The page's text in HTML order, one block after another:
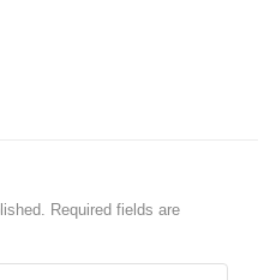
Required fields are